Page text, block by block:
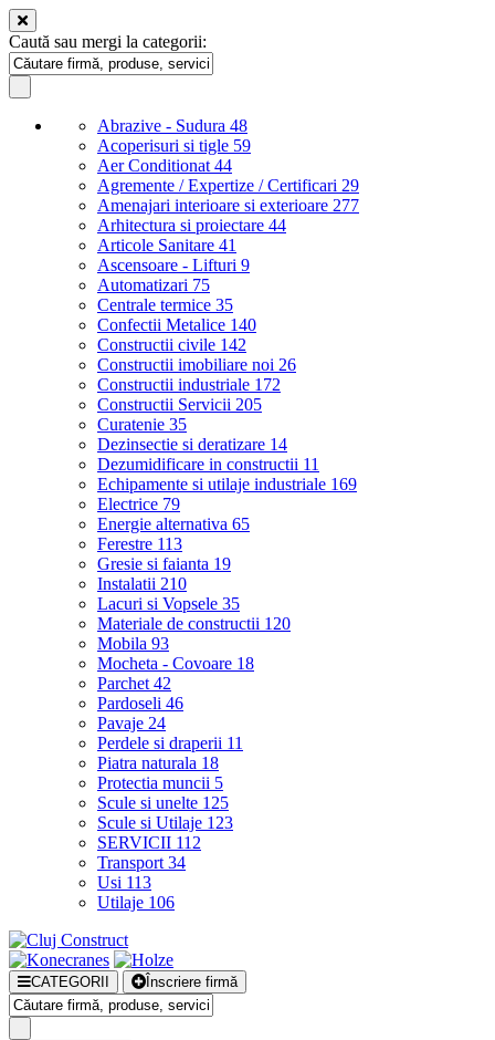
Caută sau mergi la categorii:
Abrazive - Sudura 48
Acoperisuri si tigle 59
Aer Conditionat 44
Agremente / Expertize / Certificari 29
Amenajari interioare si exterioare 277
Arhitectura si proiectare 44
Articole Sanitare 41
Ascensoare - Lifturi 9
Automatizari 75
Centrale termice 35
Confectii Metalice 140
Constructii civile 142
Constructii imobiliare noi 26
Constructii industriale 172
Constructii Servicii 205
Curatenie 35
Dezinsectie si deratizare 14
Dezumidificare in constructii 11
Echipamente si utilaje industriale 169
Electrice 79
Energie alternativa 65
Ferestre 113
Gresie si faianta 19
Instalatii 210
Lacuri si Vopsele 35
Materiale de constructii 120
Mobila 93
Mocheta - Covoare 18
Parchet 42
Pardoseli 46
Pavaje 24
Perdele si draperii 11
Piatra naturala 18
Protectia muncii 5
Scule si unelte 125
Scule si Utilaje 123
SERVICII 112
Transport 34
Usi 113
Utilaje 106
CATEGORII Înscriere firmă